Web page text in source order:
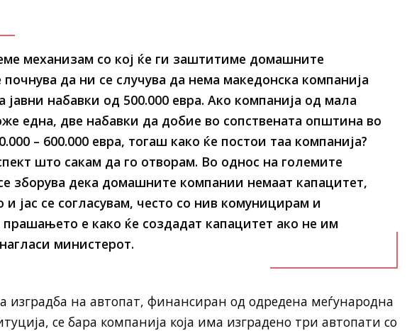
механизам со кој ќе ги заштитиме домашните
да ни се случува да нема македонска компанија
јавни набавки од 500.000 евра. Ако компанија од мала
една, две набавки да добие во сопствената општина во
– 600.000 евра, тогаш како ќе постои таа компанија?
што сакам да го отворам. Во однос на големите
зборува дека домашните компании немаат капацитет,
јас се согласувам, често со нив комуницирам и
е како ќе создадат капацитет ако не им
министерот.
изградба на автопат, финансиран од одредена меѓународна
се бара компанија која има изградено три автопати со